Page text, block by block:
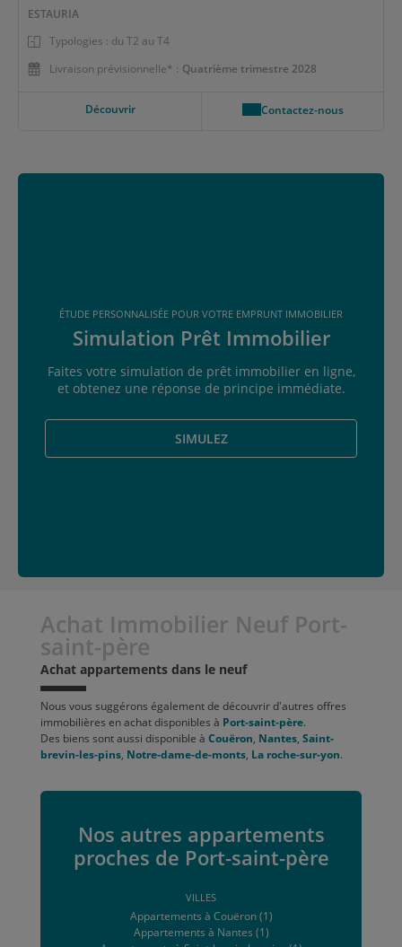
ESTAURIA
Typologies : du T2 au T4
Livraison prévisionnelle* : Quatrième trimestre 2028
Découvrir Contactez-nous
ÉTUDE PERSONNALISÉE POUR VOTRE EMPRUNT IMMOBILIER
Simulation Prêt Immobilier
Faites votre simulation de prêt immobilier en ligne,
et obtenez une réponse de principe immédiate.
SIMULEZ
Achat Immobilier Neuf Port-
saint-père
Achat appartements dans le neuf
Nous vous suggérons également de découvrir d'autres offres
immobilières en achat disponibles à Port-saint-père.
Des biens sont aussi disponible à Couëron, Nantes, Saint-
brevin-les-pins, Notre-dame-de-monts, La roche-sur-yon.
Nos autres appartements
proches de Port-saint-père
VILLES
Appartements à Couëron (1)
Appartements à Nantes (1)